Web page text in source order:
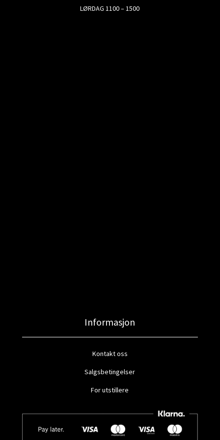
LØRDAG 1100 – 1500
Informasjon
Kontakt oss
Salgsbetingelser
For utstillere